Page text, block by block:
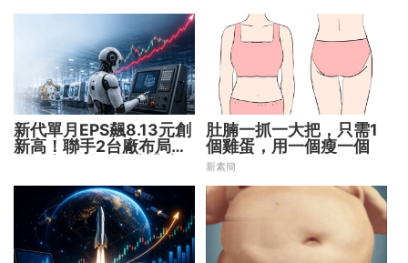
新代單月EPS飆8.13元創
新高！聯手2台廠布局機
肚腩一抓一大把，只需1
個雞蛋，用一個瘦一個
新素簡